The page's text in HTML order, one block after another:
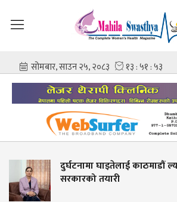
ल्याउनुपर्ने बाध्यता हटाउने